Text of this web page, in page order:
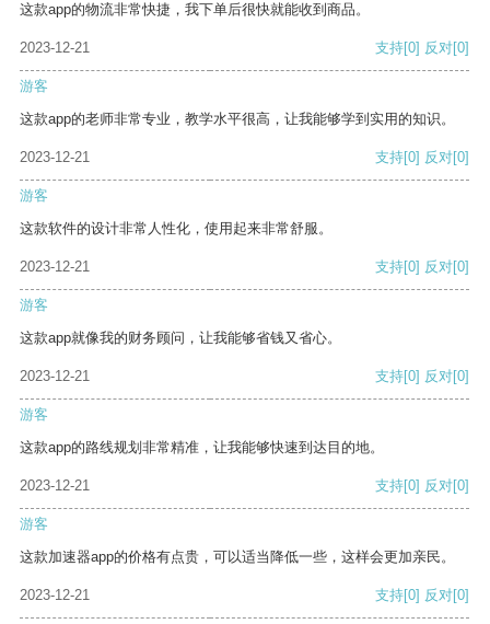
这款app的物流非常快捷，我下单后很快就能收到商品。
2023-12-21 支持[0] 反对[0]
游客
这款app的老师非常专业，教学水平很高，让我能够学到实用的知识。
2023-12-21 支持[0] 反对[0]
游客
这款软件的设计非常人性化，使用起来非常舒服。
2023-12-21 支持[0] 反对[0]
游客
这款app就像我的财务顾问，让我能够省钱又省心。
2023-12-21 支持[0] 反对[0]
游客
这款app的路线规划非常精准，让我能够快速到达目的地。
2023-12-21 支持[0] 反对[0]
游客
这款加速器app的价格有点贵，可以适当降低一些，这样会更加亲民。
2023-12-21 支持[0] 反对[0]